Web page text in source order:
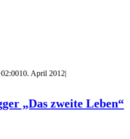
10. April 2012|
„Das zweite Leben“